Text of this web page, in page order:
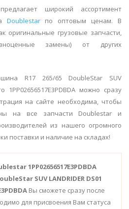
широкий ассортимент
Doublestarпо оптовым ценам. В
оригинальные грузовые запчасти,
замены) от других
R17 265/65 DoubleStar SUV
1PP02656517E3PDBDA можно сразу
на сайте необходима, чтобы
на все запчасти Doublestar и
из нашего огромного
поставки и наличие на складах!
1PP02656517E3PDBDA
SUV LANDRIDER DS01
Вы сможете сразу после
для присвоения Вам статуса